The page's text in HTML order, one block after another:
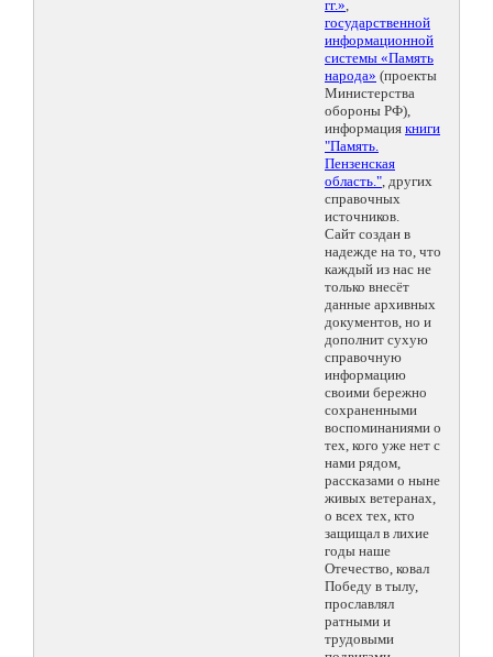
гг.»,
государственной
информационной
системы «Память
народа» (проекты
Министерства
обороны РФ),
информация книги
"Память.
Пензенская
область.", других
справочных
источников.
Сайт создан в
надежде на то, что
каждый из нас не
только внесёт
данные архивных
документов, но и
дополнит сухую
справочную
информацию
своими бережно
сохраненными
воспоминаниями о
тех, кого уже нет с
нами рядом,
рассказами о ныне
живых ветеранах,
о всех тех, кто
защищал в лихие
годы наше
Отечество, ковал
Победу в тылу,
прославлял
ратными и
трудовыми